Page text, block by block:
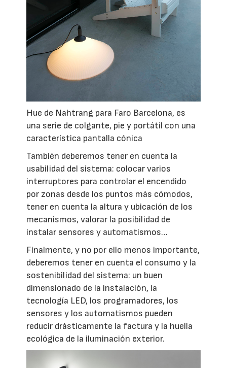
Hue de Nahtrang para Faro Barcelona, es
una serie de colgante, pie y portátil con una
característica pantalla cónica
También deberemos tener en cuenta la
usabilidad del sistema: colocar varios
interruptores para controlar el encendido
por zonas desde los puntos más cómodos,
tener en cuenta la altura y ubicación de los
mecanismos, valorar la posibilidad de
instalar sensores y automatismos…
Finalmente, y no por ello menos importante,
deberemos tener en cuenta el consumo y la
sostenibilidad del sistema: un buen
dimensionado de la instalación, la
tecnología LED, los programadores, los
sensores y los automatismos pueden
reducir drásticamente la factura y la huella
ecológica de la iluminación exterior.